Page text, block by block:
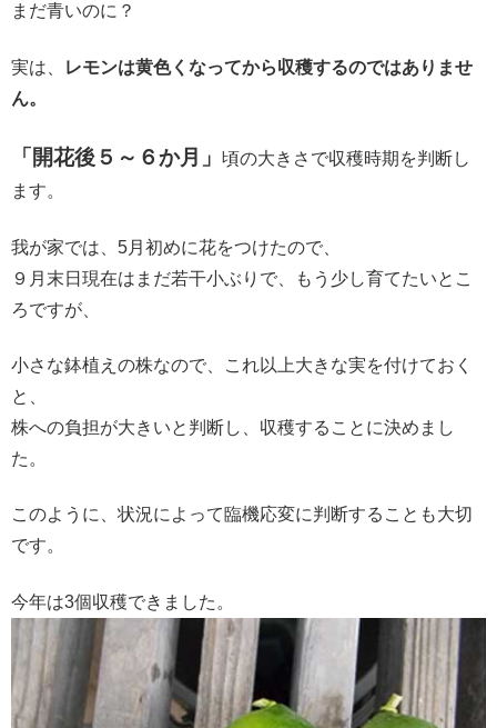
まだ青いのに？
実は、
レモンは黄色くなってから収穫するのではありませ
ん。
「開花後５～６か月」 頃の大きさで収穫時期を判断し
ます。
我が家では、5月初めに花をつけたので、
９月末日現在はまだ若干小ぶりで、もう少し育てたいとこ
ろですが、
小さな鉢植えの株なので、これ以上大きな実を付けておく
と、
株への負担が大きいと判断し、収穫することに決めまし
た。
このように、状況によって臨機応変に判断することも大切
です。
今年は3個収穫できました。